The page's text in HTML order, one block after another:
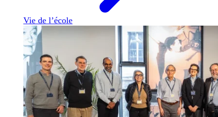
Vie de l’école